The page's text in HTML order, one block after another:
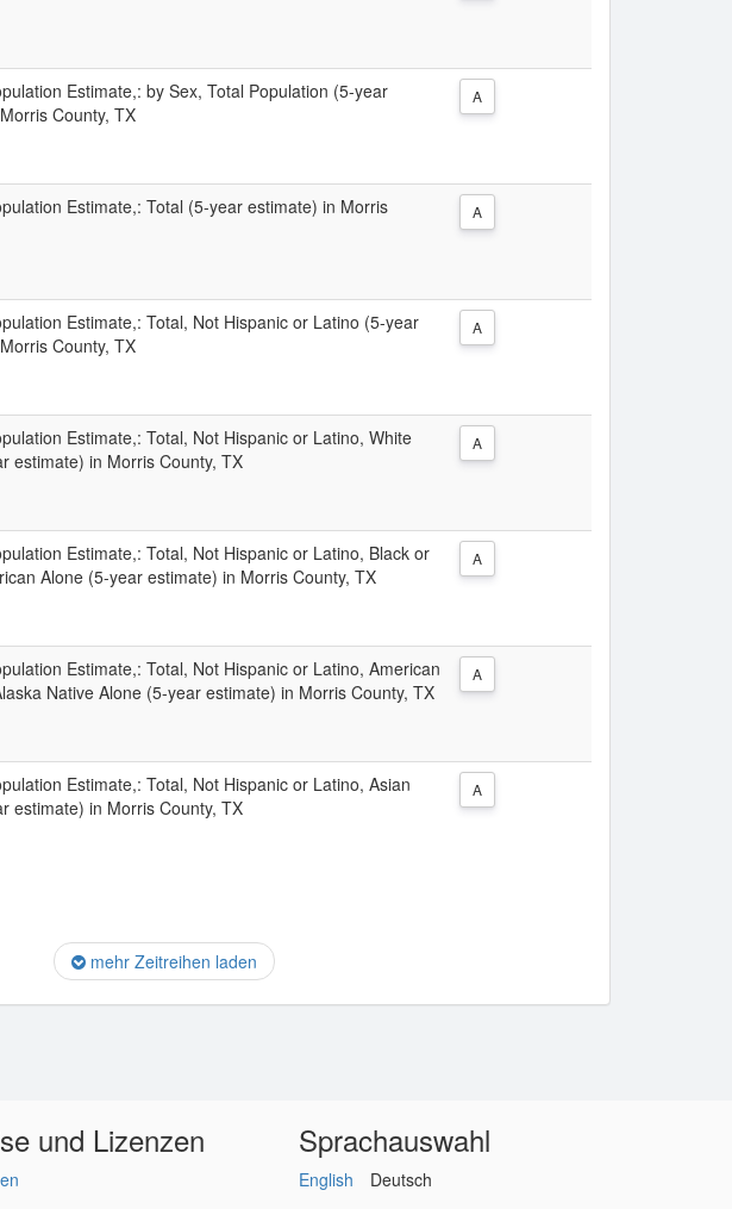
Estimate,: by Sex, Total Population (5-year
County, TX
A
Estimate,: Total (5-year estimate) in Morris
A
Estimate,: Total, Not Hispanic or Latino (5-year
County, TX
A
Estimate,: Total, Not Hispanic or Latino, White
estimate) in Morris County, TX
A
Estimate,: Total, Not Hispanic or Latino, Black or
Alone (5-year estimate) in Morris County, TX
A
Estimate,: Total, Not Hispanic or Latino, American
Native Alone (5-year estimate) in Morris County, TX
A
Estimate,: Total, Not Hispanic or Latino, Asian
estimate) in Morris County, TX
A
mehr Zeitreihen laden
und Lizenzen Sprachauswahl
English Deutsch